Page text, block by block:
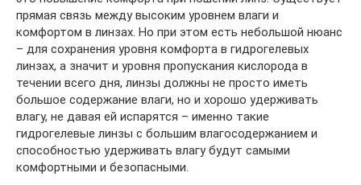
прямая связь между высоким уровнем влаги и
комфортом в линзах. Но при этом есть небольшой нюанс
– для сохранения уровня комфорта в гидрогелевых
линзах, а значит и уровня пропускания кислорода в
течении всего дня, линзы должны не просто иметь
большое содержание влаги, но и хорошо удерживать
влагу, не давая ей испарятся – именно такие
гидрогелевые линзы с большим влагосодержанием и
способностью удерживать влагу будут самыми
комфортными и безопасными.